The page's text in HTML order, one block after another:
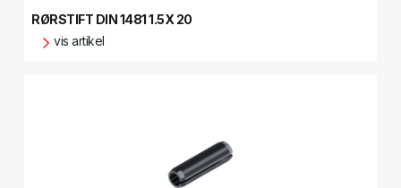
RØRSTIFT DIN 1481 1.5X 20
vis artikel